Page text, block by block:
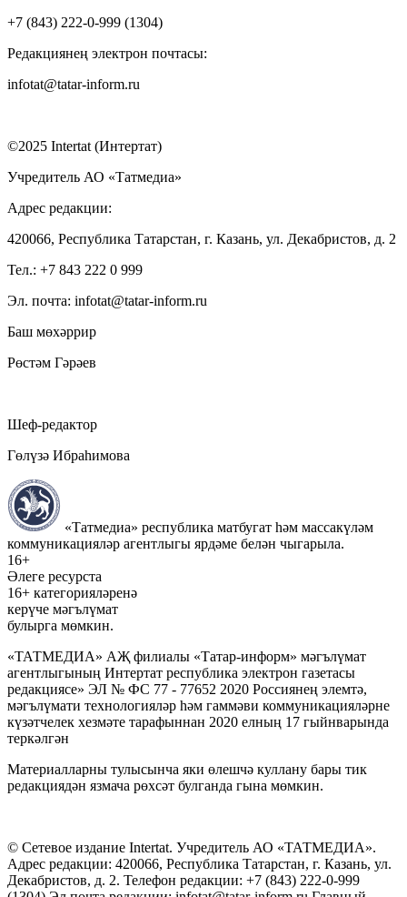
+7 (843) 222-0-999 (1304)
Редакциянең электрон почтасы:
infotat@tatar-inform.ru
©2025 Intertat (Интертат)
Учредитель АО «Татмедиа»
Адрес редакции:
420066, Республика Татарстан, г. Казань, ул. Декабристов, д. 2
Тел.: +7 843 222 0 999
Эл. почта: infotat@tatar-inform.ru
Баш мөхәррир
Рөстәм Гәрәев
Шеф-редактор
Гөлүзә Ибраһимова
«Татмедиа» республика матбугат һәм массакүләм
коммуникацияләр агентлыгы ярдәме белән чыгарыла.
16+
Әлеге ресурста
16+ категорияләренә
керүче мәгълүмат
булырга мөмкин.
«ТАТМЕДИА» АҖ филиалы «Татар-информ» мәгълүмат
агентлыгының Интертат республика электрон газетасы
редакциясе» ЭЛ № ФС 77 - 77652 2020 Россиянең элемтә,
мәгълүмати технологияләр һәм гаммәви коммуникацияләрне
күзәтчелек хезмәте тарафыннан 2020 елның 17 гыйнварында
теркәлгән
Материалларны тулысынча яки өлешчә куллану бары тик
редакциядән язмача рөхсәт булганда гына мөмкин.
© Сетевое издание Intertat. Учредитель АО «ТАТМЕДИА».
Адрес редакции: 420066, Республика Татарстан, г. Казань, ул.
Декабристов, д. 2. Телефон редакции: +7 (843) 222-0-999